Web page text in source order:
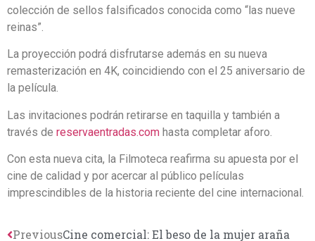
colección de sellos falsificados conocida como “las nueve
reinas”.
La proyección podrá disfrutarse además en su nueva
remasterización en 4K, coincidiendo con el 25 aniversario de
la película.
Las invitaciones podrán retirarse en taquilla y también a
través de reservaentradas.com hasta completar aforo.
Con esta nueva cita, la Filmoteca reafirma su apuesta por el
cine de calidad y por acercar al público películas
imprescindibles de la historia reciente del cine internacional.
PreviousCine comercial: El beso de la mujer araña